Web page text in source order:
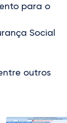
para o
Social
outros